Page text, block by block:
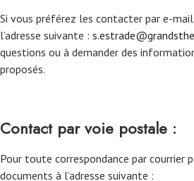
Si vous préférez les contacter par e-
l’adresse suivante :
questions ou à demander des
proposés.
Contact par voie postale :
Pour toute correspondance par courrier
documents à l’adresse suivante :